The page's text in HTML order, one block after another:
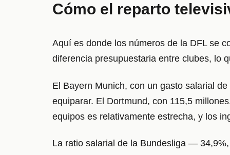
Cómo el reparto
Aquí es donde los números de la DFL se
diferencia presupuestaria entre clubes, lo
El Bayern Munich, con un gasto salarial
equiparar. El Dortmund, con 115,5
equipos es relativamente estrecha, y los
La ratio salarial de la Bundesliga —